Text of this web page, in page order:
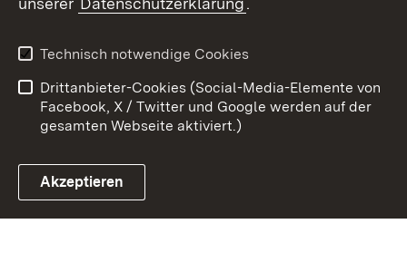
Link zum Landesportal
Barrierefreiheit
Benutzungshinweise
Impressum
Cookies
Technisch notwendige Cookies
Drittanbieter-Cookies (Social-Media-Elemente von
Facebook, X / Twitter und Google werden auf der
gesamten Webseite aktiviert.)
Akzeptieren